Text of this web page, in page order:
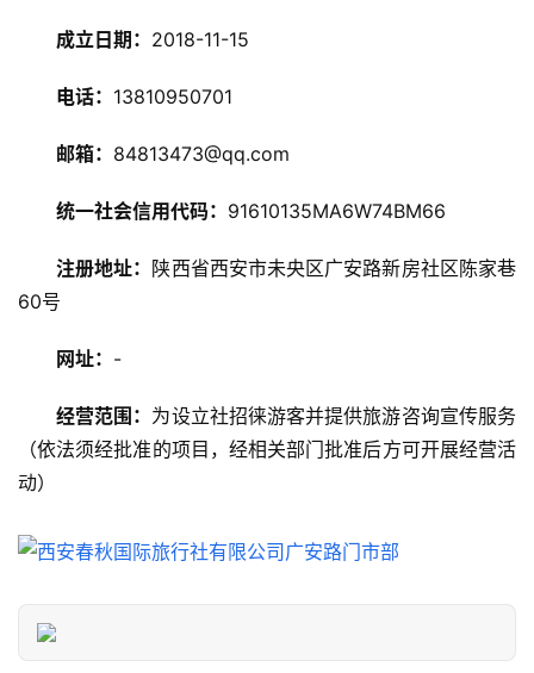
食
门
景
游
信
息
成立日期： 2018-11-15
电话： 13810950701
邮箱： 84813473@qq.com
统一社会信用代码： 91610135MA6W74BM66
注册地址： 陕西省西安市未央区广安路新房社区陈家巷
60号
网址： -
经营范围： 为设立社招徕游客并提供旅游咨询宣传服务
（依法须经批准的项目，经相关部门批准后方可开展经营活
动）